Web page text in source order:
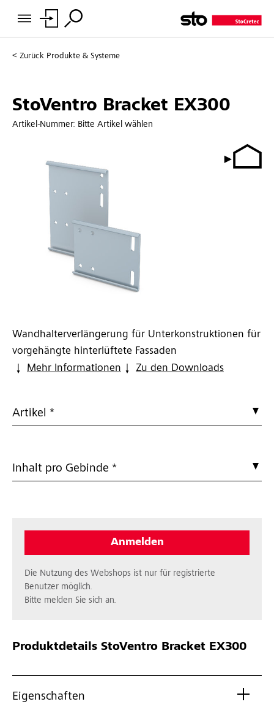
Zurück Produkte & Systeme
StoVentro Bracket EX300
Artikel-Nummer: Bitte Artikel wählen
Wandhalterverlängerung für Unterkonstruktionen für
vorgehängte hinterlüftete Fassaden
Mehr Informationen
Zu den Downloads
Artikel *
Inhalt pro Gebinde *
Anmelden
Die Nutzung des Webshops ist nur für registrierte
Benutzer möglich.
Bitte melden Sie sich an.
Produktdetails StoVentro Bracket EX300
Eigenschaften